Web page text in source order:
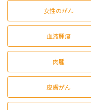
女性のがん
血液腫瘍
肉腫
皮膚がん